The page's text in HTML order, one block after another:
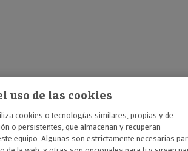
uso de las cookies
cookies o tecnologías similares, propias y de
o persistentes, que almacenan y recuperan
equipo. Algunas son estrictamente necesarias